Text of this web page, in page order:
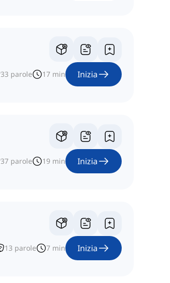
33 parole 17 min Inizia
37 parole 19 min Inizia
13 parole 7 min Inizia